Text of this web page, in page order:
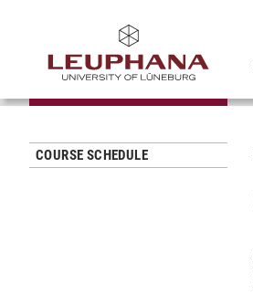
COURSE SCHEDULE